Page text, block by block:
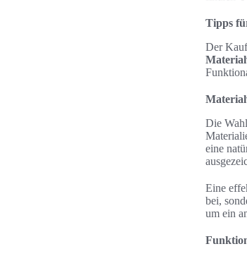
Tipps
Der
Die
eine
Eine
bei,
um ein